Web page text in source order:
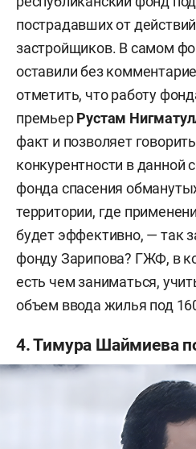
пострадавших от
застройщиков. В самом
оставили без
отметить, что работу
премьерРустам
факт и позволяет
конкурентности в данной
фонда спасения
территории, где
будет эффективно, — так
фонду Зарипова? ГЖФ, в
есть чем заниматься,
объем ввода жилья под
4. Тимура Шаймиева